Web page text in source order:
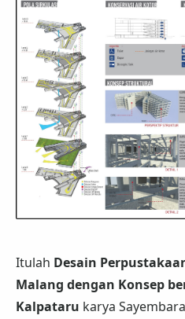
Itulah Desain
Malang dengan Konsep
Kalpataru karya